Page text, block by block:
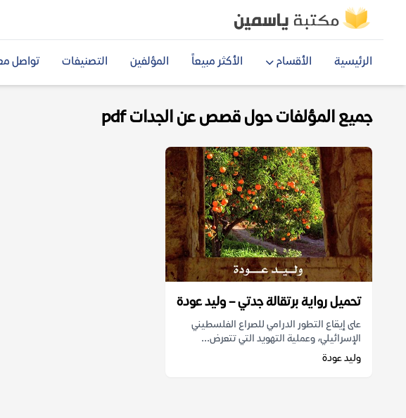
الرئيسية الأقسام الأكثر مبيعاً المؤلفين التصنيفات تواصل
جميع المؤلفات حول قصص عن الجدات pdf
تحميل رواية برتقالة جدتي – وليد عودة
على إيقاع التطور الدرامي للصراع الفلسطيني
الإسرائيلي، وعملية التهويد التي تتعرض...
وليد عودة